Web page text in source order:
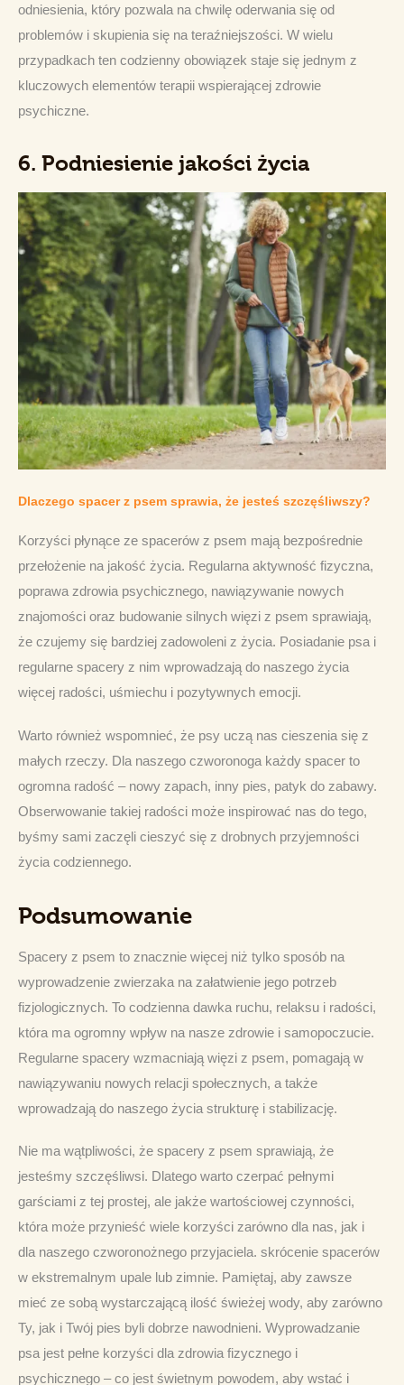
odniesienia, który pozwala na chwilę oderwania się od
problemów i skupienia się na teraźniejszości. W wielu
przypadkach ten codzienny obowiązek staje się jednym z
kluczowych elementów terapii wspierającej zdrowie
psychiczne.
6. Podniesienie jakości życia
Dlaczego spacer z psem sprawia, że jesteś szczęśliwszy?
Korzyści płynące ze spacerów z psem mają bezpośrednie
przełożenie na jakość życia. Regularna aktywność fizyczna,
poprawa zdrowia psychicznego, nawiązywanie nowych
znajomości oraz budowanie silnych więzi z psem sprawiają,
że czujemy się bardziej zadowoleni z życia. Posiadanie psa i
regularne spacery z nim wprowadzają do naszego życia
więcej radości, uśmiechu i pozytywnych emocji.
Warto również wspomnieć, że psy uczą nas cieszenia się z
małych rzeczy. Dla naszego czworonoga każdy spacer to
ogromna radość – nowy zapach, inny pies, patyk do zabawy.
Obserwowanie takiej radości może inspirować nas do tego,
byśmy sami zaczęli cieszyć się z drobnych przyjemności
życia codziennego.
Podsumowanie
Spacery z psem to znacznie więcej niż tylko sposób na
wyprowadzenie zwierzaka na załatwienie jego potrzeb
fizjologicznych. To codzienna dawka ruchu, relaksu i radości,
która ma ogromny wpływ na nasze zdrowie i samopoczucie.
Regularne spacery wzmacniają więzi z psem, pomagają w
nawiązywaniu nowych relacji społecznych, a także
wprowadzają do naszego życia strukturę i stabilizację.
Nie ma wątpliwości, że spacery z psem sprawiają, że
jesteśmy szczęśliwsi. Dlatego warto czerpać pełnymi
garściami z tej prostej, ale jakże wartościowej czynności,
która może przynieść wiele korzyści zarówno dla nas, jak i
dla naszego czworonożnego przyjaciela. skrócenie spacerów
w ekstremalnym upale lub zimnie. Pamiętaj, aby zawsze
mieć ze sobą wystarczającą ilość świeżej wody, aby zarówno
Ty, jak i Twój pies byli dobrze nawodnieni. Wyprowadzanie
psa jest pełne korzyści dla zdrowia fizycznego i
psychicznego – co jest świetnym powodem, aby wstać i